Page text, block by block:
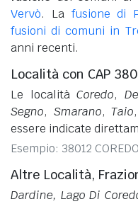
Vervò. La fusione di
fusioni di comuni in
anni recenti.
Località con CAP
Le località Coredo,
Segno, Smarano,Taio,
essere indicate
Esempio: 38012
Altre Località,
Dardine, Lago Di